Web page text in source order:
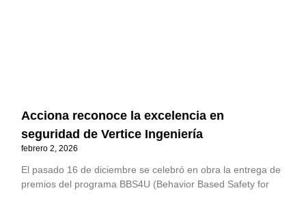
Acciona reconoce la excelencia en
seguridad de Vertice Ingeniería
febrero 2, 2026
El pasado 16 de diciembre se celebró en obra la entrega de
premios del programa BBS4U (Behavior Based Safety for